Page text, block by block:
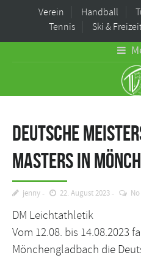
Verein Handball
Tennis
Ski &
Deutsche
Masters in
jenny 22. August 2023
DM Leichtathletik
Vom 12.08. bis 14.08.2023
Mönchengladbach die